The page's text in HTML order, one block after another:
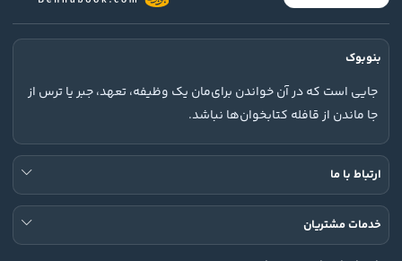
بنوبوک
جایی است که در آن خواندن برای‌مان یک وظیفه، تعهد، جبر یا ترس از
جا ماندن از قافله کتابخوان‌ها نباشد.
ارتباط با ما
خدمات مشتریان